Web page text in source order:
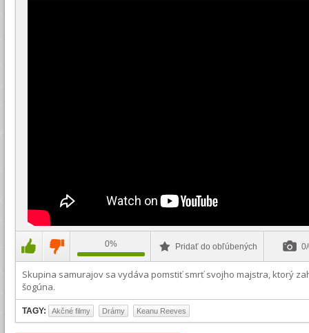
0% Pridať do obľúbených
Skupina samurajov sa vydáva pomstiť smrť svojho majstra, ktorý
šogúna.
TAGY: Akčné filmy Drámy Keanu Reeves